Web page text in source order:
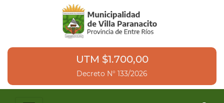
UTM $1.700,00
Decreto N° 133/2026